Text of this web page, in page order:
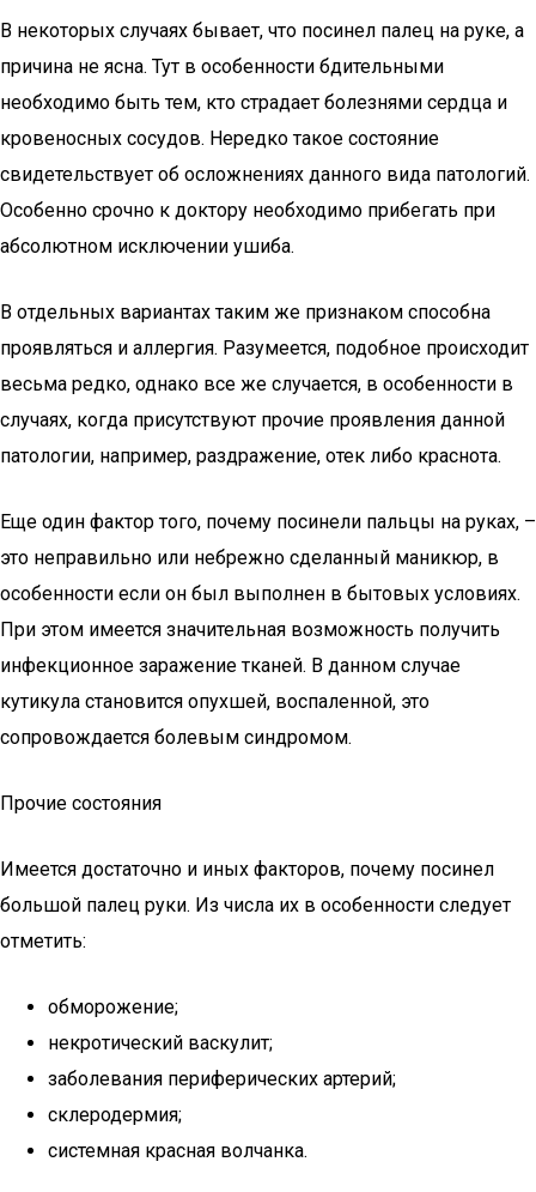
В некоторых случаях бывает, что посинел палец на руке, а
причина не ясна. Тут в особенности бдительными
необходимо быть тем, кто страдает болезнями сердца и
кровеносных сосудов. Нередко такое состояние
свидетельствует об осложнениях данного вида патологий.
Особенно срочно к доктору необходимо прибегать при
абсолютном исключении ушиба.
В отдельных вариантах таким же признаком способна
проявляться и аллергия. Разумеется, подобное происходит
весьма редко, однако все же случается, в особенности в
случаях, когда присутствуют прочие проявления данной
патологии, например, раздражение, отек либо краснота.
Еще один фактор того, почему посинели пальцы на руках, –
это неправильно или небрежно сделанный маникюр, в
особенности если он был выполнен в бытовых условиях.
При этом имеется значительная возможность получить
инфекционное заражение тканей. В данном случае
кутикула становится опухшей, воспаленной, это
сопровождается болевым синдромом.
Прочие состояния
Имеется достаточно и иных факторов, почему посинел
большой палец руки. Из числа их в особенности следует
отметить:
обморожение;
некротический васкулит;
заболевания периферических артерий;
склеродермия;
системная красная волчанка.